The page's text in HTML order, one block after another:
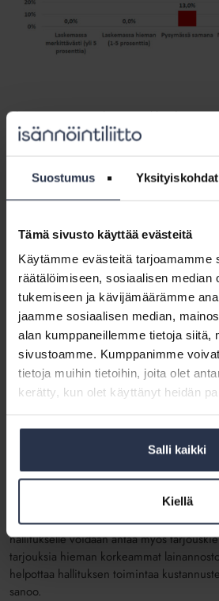
Suostumus Yksityiskohdat
Tämä sivusto käyttää evästeitä
Käytämme evästeitä tarjoamamme
räätälöimiseen, sosiaalisen median
tukemiseen ja kävijämäärämme
jaamme sosiaalisen median,
alan kumppaneillemme tietoja siitä,
sivustoamme. Kumppanimme
tietoja muihin tietoihin, joita olet
kerätty, kun olet käyttänyt heidän
Salli kaikki
Kiellä
Yleisimpänä syynä hoitovastikkeiden
pääasiassa lämmitys- ja
korjauskustannusten nousun aiheuttavan
vastikkeisiin, ja runsaat 26 prosenttia
kiinteistöhuollon kustannusten nousun.
Remonttien
Tällä hetkellä materiaalikustannusten
että taloyhtiöiden voi olla vaikea saada
pitkällä voimassaoloajalla. Päätöksenteko
vaatii yhtiökokouksen päätöksen.
– Materiaalikustannusten nousun ja
Euroopan tilanteen vuoksi
mutta tarjouspyyntö on jo ehtinyt
aloittamaan alusta, sanoo Isännöintiliiton
tutkimusjohtajaTuomas Viljamaa.
– Remonttien toteuttaminen vaatii siis
enemmän suunnitelmallisuutta ja
hallitukselle voidaan antaa myös
tarjouksia hieman korkeammat
helpottaa hallituksen toimintaa
sanoo.